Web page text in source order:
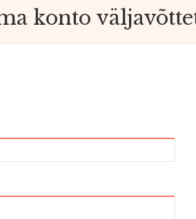
konto